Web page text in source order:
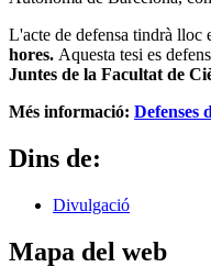
L'acte de defensa tindrà lloc
hores. Aquesta tesi es
Juntes de la Facultat de
Més informació: Defenses
Dins de:
Divulgació
Mapa del web